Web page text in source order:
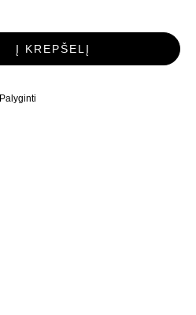
Į KREPŠELĮ
Palyginti